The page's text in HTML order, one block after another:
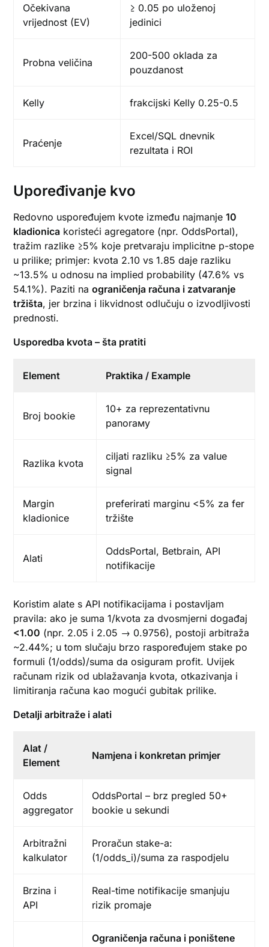
Očekivana
vrijednost (EV)
≥ 0.05 po uloženoj
jedinici
Probna veličina
200-500 oklada za
pouzdanost
Kelly frakcijski Kelly 0.25-0.5
Praćenje
Excel/SQL dnevnik
rezultata i ROI
Upoređivanje kvo
Redovno uspoređujem kvote između najmanje10
kladionica koristeći agregatore (npr. OddsPortal),
tražim razlike ≥5% koje pretvaraju implicitne p-stope
u prilike; primjer: kvota 2.10 vs 1.85 daje razliku
~13.5% u odnosu na implied probability (47.6% vs
54.1%). Paziti naograničenja računa i zatvaranje
tržišta, jer brzina i likvidnost odlučuju o izvodljivosti
prednosti.
Usporedba kvota – šta pratiti
Element Praktika / Example
Broj bookie
10+ za reprezentativnu
panoraму
Razlika kvota
ciljati razliku ≥5% za value
signal
Margin
kladionice
preferirati marginu <5% za fer
tržište
Alati
OddsPortal, Betbrain, API
notifikacije
Koristim alate s API notifikacijama i postavljam
pravila: ako je suma 1/kvota za dvosmjerni događaj
<1.00 (npr. 2.05 i 2.05 → 0.9756), postoji arbitraža
~2.44%; u tom slučaju brzo raspoređujem stake po
formuli (1/odds)/suma da osiguram profit. Uvijek
računam rizik od ublažavanja kvota, otkazivanja i
limitiranja računa kao mogući gubitak prilike.
Detalji arbitraže i alati
Alat /
Element
Namjena i konkretan primjer
Odds
aggregator
OddsPortal – brz pregled 50+
bookie u sekundi
Arbitražni
kalkulator
Proračun stake-a:
(1/odds_i)/suma za raspodjelu
Brzina i
API
Real-time notifikacije smanjuju
rizik promaje
Ograničenja računa i poništene